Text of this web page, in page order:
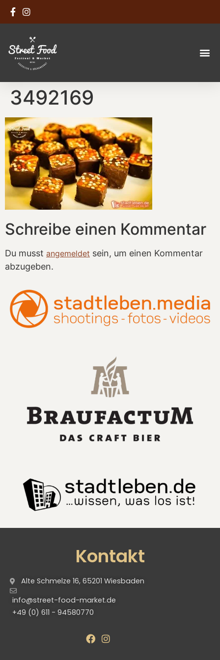
3492169
Schreibe einen Kommentar
Du musst angemeldet sein, um einen Kommentar
abzugeben.
Kontakt
Alte Schmelze 16, 65201 Wiesbaden
info@street-food-market.de
+49 (0) 611 - 94580770